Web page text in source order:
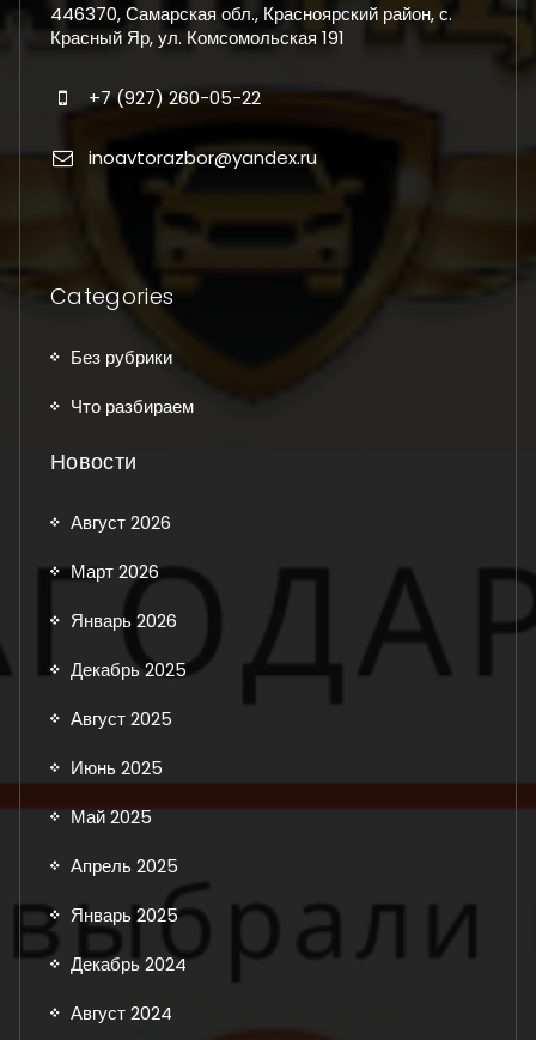
446370, Самарская обл., Красноярский район, с.
Красный Яр, ул. Комсомольская 191
+7 (927) 260-05-22
inoavtorazbor@yandex.ru
Categories
Без рубрики
Что разбираем
Новости
Август 2026
Март 2026
Январь 2026
Декабрь 2025
Август 2025
Июнь 2025
Май 2025
Апрель 2025
Январь 2025
Декабрь 2024
Август 2024